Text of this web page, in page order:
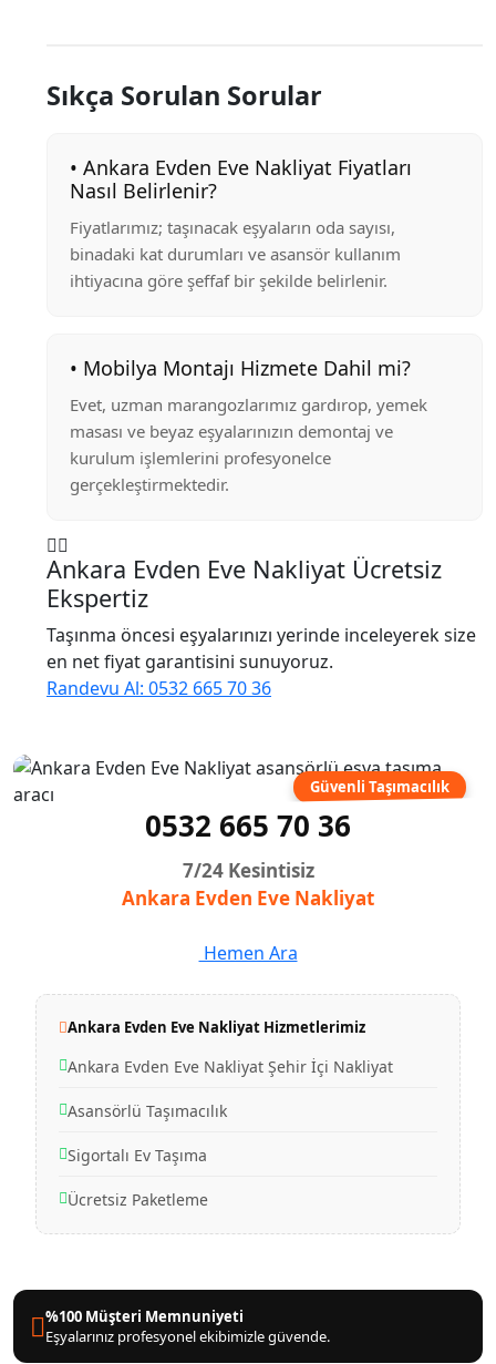
Sıkça Sorulan Sorular
• Ankara Evden Eve Nakliyat Fiyatları
Nasıl Belirlenir?
Fiyatlarımız; taşınacak eşyaların oda sayısı,
binadaki kat durumları ve asansör kullanım
ihtiyacına göre şeffaf bir şekilde belirlenir.
• Mobilya Montajı Hizmete Dahil mi?
Evet, uzman marangozlarımız gardırop, yemek
masası ve beyaz eşyalarınızın demontaj ve
kurulum işlemlerini profesyonelce
gerçekleştirmektedir.
Ankara Evden Eve Nakliyat Ücretsiz
Ekspertiz
Taşınma öncesi eşyalarınızı yerinde inceleyerek size
en net fiyat garantisini sunuyoruz.
Randevu Al: 0532 665 70 36
Güvenli Taşımacılık
0532 665 70 36
7/24 Kesintisiz
Ankara Evden Eve Nakliyat
Hemen Ara
Ankara Evden Eve Nakliyat Hizmetlerimiz
Ankara Evden Eve Nakliyat Şehir İçi Nakliyat
Asansörlü Taşımacılık
Sigortalı Ev Taşıma
Ücretsiz Paketleme
%100 Müşteri Memnuniyeti
Eşyalarınız profesyonel ekibimizle güvende.